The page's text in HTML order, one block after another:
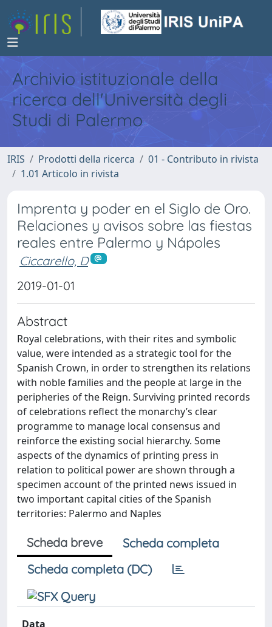
Archivio istituzionale della
ricerca dell'Università degli
Studi di Palermo
IRIS Prodotti della ricerca
01 - Contributo in rivista
1.01 Articolo in rivista
Imprenta y poder en el Siglo de Oro.
Relaciones y avisos sobre las fiestas
reales entre Palermo y Nápoles
Ciccarello, D
2019-01-01
Abstract
Royal celebrations, with their rites and symbolic
value, were intended as a strategic tool for the
Spanish Crown, in order to strengthen its relations
with noble families and the people at large in the
peripheries of the Reign. Surviving printed records
of celebrations reflect the monarchy’s clear
programme to manage local consensus and
reinforce the existing social hierarchy. Some
aspects of the dynamics of printing press in
relation to political power are shown through a
specimen account of the printed news issued in
two important capital cities of the Spanish
territories: Palermo and Naples
Scheda breve
Scheda completa
Scheda completa (DC)
Data